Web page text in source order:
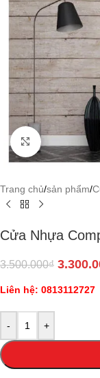
Click to
Trang chủ/sản phẩm/
Cửa Nhựa
3.500.000₫
Liên hệ: 0813112727
- +